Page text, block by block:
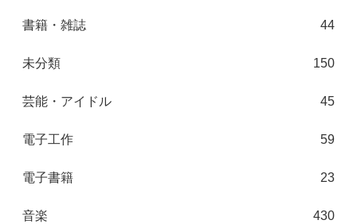
書籍・雑誌 44
未分類 150
芸能・アイドル 45
電子工作 59
電子書籍 23
音楽 430